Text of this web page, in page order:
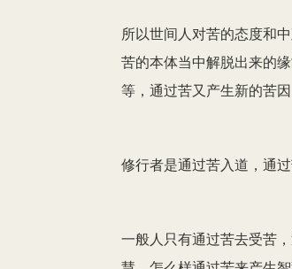
所以世间人对苦的态度和
苦的本体当中解脱出来的
等，通过苦又产生新的苦因
修行者是通过苦入道，通
一般人只有通过苦去受苦